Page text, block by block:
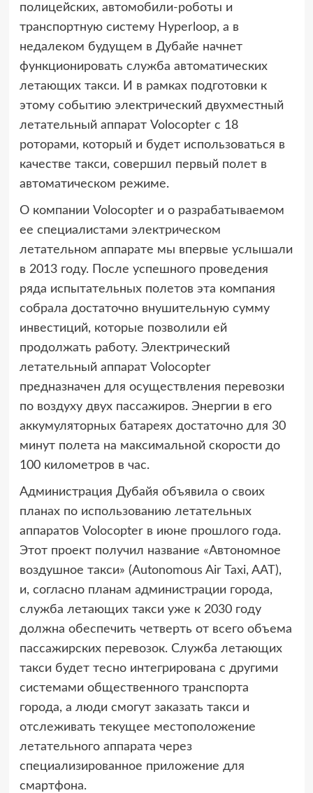
полицейских, автомобили-роботы и
транспортную систему Hyperloop, а в
недалеком будущем в Дубайе начнет
функционировать служба автоматических
летающих такси. И в рамках подготовки к
этому событию электрический двухместный
летательный аппарат Volocopter с 18
роторами, который и будет использоваться в
качестве такси, совершил первый полет в
автоматическом режиме.
О компании Volocopter и о разрабатываемом
ее специалистами электрическом
летательном аппарате мы впервые услышали
в 2013 году. После успешного проведения
ряда испытательных полетов эта компания
собрала достаточно внушительную сумму
инвестиций, которые позволили ей
продолжать работу. Электрический
летательный аппарат Volocopter
предназначен для осуществления перевозки
по воздуху двух пассажиров. Энергии в его
аккумуляторных батареях достаточно для 30
минут полета на максимальной скорости до
100 километров в час.
Администрация Дубайя объявила о своих
планах по использованию летательных
аппаратов Volocopter в июне прошлого года.
Этот проект получил название «Автономное
воздушное такси» (Autonomous Air Taxi, AAT),
и, согласно планам администрации города,
служба летающих такси уже к 2030 году
должна обеспечить четверть от всего объема
пассажирских перевозок. Служба летающих
такси будет тесно интегрирована с другими
системами общественного транспорта
города, а люди смогут заказать такси и
отслеживать текущее местоположение
летательного аппарата через
специализированное приложение для
смартфона.